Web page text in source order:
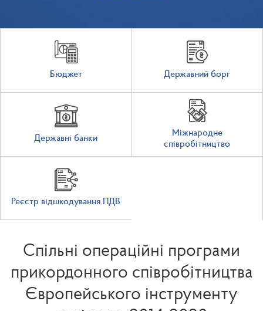
Бюджет Державний борг
Державні банки
Міжнародне
співробітництво
Реєстр відшкодування ПДВ
Спільні операційні програми
прикордонного співробітництва
Європейського інструменту